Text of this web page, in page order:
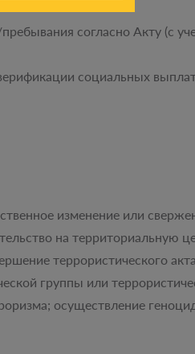
согласно Акту (с
социальных
изменение или
на территориальную
террористического
группы или
осуществление